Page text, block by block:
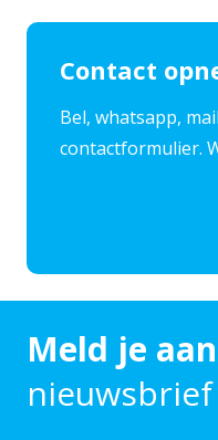
Contact
​Bel, whatsapp,
contactformulier.
Meld je aan
nieuwsbrief